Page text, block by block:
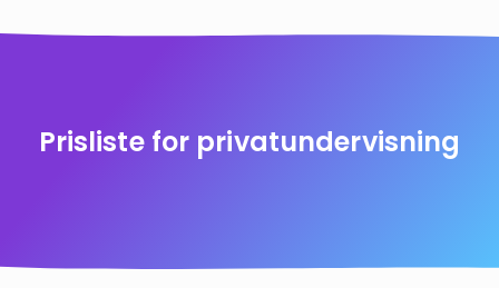
Prisliste for privatundervisning